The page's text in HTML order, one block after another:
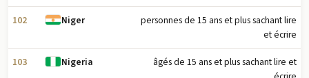
102 Niger
personnes de 15 ans et plus sachant lire
et écrire
103 Nigeria
âgés de 15 ans et plus sachant lire et